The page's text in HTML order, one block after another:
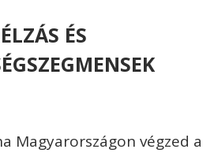
ÉS
Magyarországon végzed a